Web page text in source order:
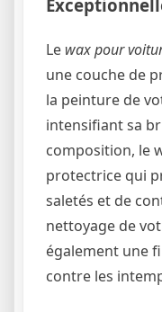
Le wax pour
une couche de
la peinture de
intensifiant sa
composition, le
protectrice qui
saletés et de
nettoyage de
également une
contre les